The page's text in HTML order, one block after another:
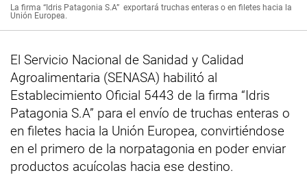
La firma “Idris Patagonia S.A” exportará truchas enteras o en filetes hacia la
Unión Europea.
El Servicio Nacional de Sanidad y Calidad
Agroalimentaria (SENASA) habilitó al
Establecimiento Oficial 5443 de la firma “Idris
Patagonia S.A” para el envío de truchas enteras o
en filetes hacia la Unión Europea, convirtiéndose
en el primero de la norpatagonia en poder enviar
productos acuícolas hacia ese destino.